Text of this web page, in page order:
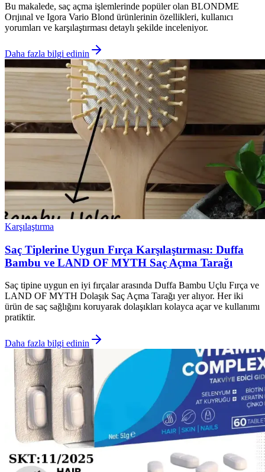
Bu makalede, saç açma işlemlerinde popüler olan BLONDME
Orıjınal ve Igora Vario Blond ürünlerinin özellikleri, kullanıcı
yorumları ve karşılaştırması detaylı şekilde inceleniyor.
Daha fazla bilgi edinin
Karşılaştırma
Saç Tiplerine Uygun Fırça Karşılaştırması: Duffa
Bambu ve LAND OF MYTH Saç Açma Tarağı
Saç tipine uygun en iyi fırçalar arasında Duffa Bambu Uçlu Fırça ve
LAND OF MYTH Dolaşık Saç Açma Tarağı yer alıyor. Her iki
ürün de saç sağlığını koruyarak dolaşıkları kolayca açar ve kullanımı
pratiktir.
Daha fazla bilgi edinin